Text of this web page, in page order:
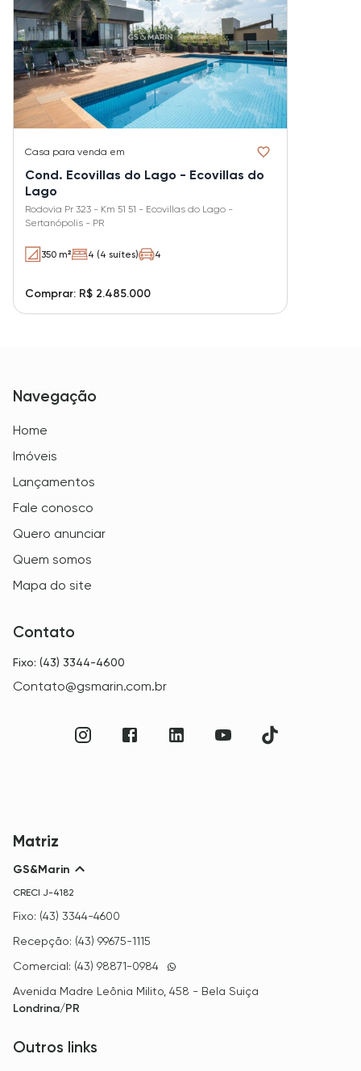
Casa para venda em
Cond. Ecovillas do Lago - Ecovillas do
Lago
Rodovia Pr 323 - Km 51 51 - Ecovillas do Lago -
Sertanópolis - PR
350 m² 4 (4 suítes) 4
Comprar: R$ 2.485.000
Navegação
Home
Imóveis
Lançamentos
Fale conosco
Quero anunciar
Quem somos
Mapa do site
Contato
Fixo: (43) 3344-4600
Contato@gsmarin.com.br
Matriz
GS&Marin
CRECI J-4182
Fixo: (43) 3344-4600
Recepção: (43) 99675-1115
Comercial: (43) 98871-0984
Avenida Madre Leônia Milito, 458 - Bela Suiça
Londrina/PR
Outros links